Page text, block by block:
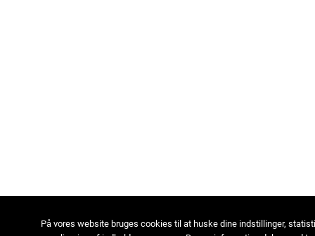
På vores website bruges cookies til at huske dine indstillinger,